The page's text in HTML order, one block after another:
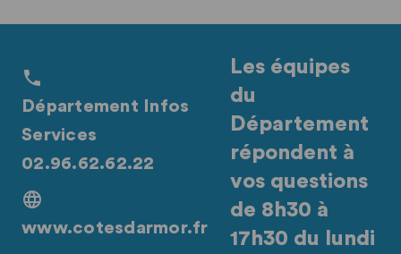
Département Infos
Services
02.96.62.62.22
www.cotesdarmor.fr
Les équipes
du
Département
répondent à
vos questions
de 8h30 à
17h30 du lundi